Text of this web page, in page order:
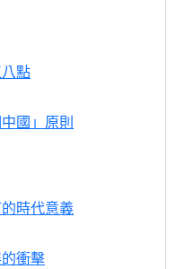
點
國」原則
時代意義
衝擊